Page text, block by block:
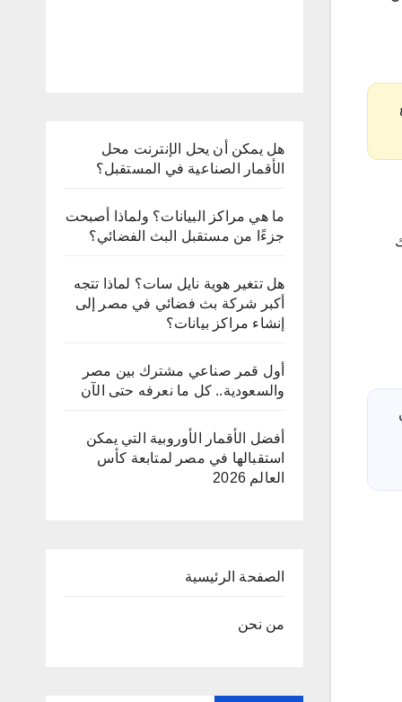
هل يمكن أن يحل الإنترنت محل
الأقمار الصناعية في المستقبل؟
ما هي مراكز البيانات؟ ولماذا أصبحت
جزءًا من مستقبل البث الفضائي؟
هل تتغير هوية نايل سات؟ لماذا تتجه
أكبر شركة بث فضائي في مصر إلى
إنشاء مراكز بيانات؟
أول قمر صناعي مشترك بين مصر
والسعودية.. كل ما نعرفه حتى الآن
أفضل الأقمار الأوروبية التي يمكن
استقبالها في مصر لمتابعة كأس
العالم 2026
الصفحة الرئيسية
من نحن